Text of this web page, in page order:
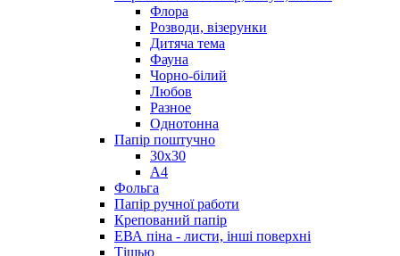
Флора
Розводи, візерунки
Дитяча тема
Фауна
Чорно-білий
Любов
Разное
Однотонна
Папір поштучно
30х30
А4
Фольга
Папір ручної работи
Крепований папір
ЕВА піна - листи, інші поверхні
Тішью